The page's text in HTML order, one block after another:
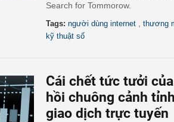
Search for Tommorow.
Tags: người dùng internet thương
kỹ thuật số
Cái chết tức tưởi
hồi chuông cảnh
giao dịch trực tuyến